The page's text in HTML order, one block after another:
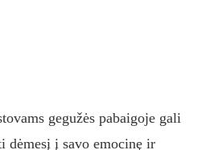
gegužės pabaigoje gali
dėmesį į savo emocinę ir